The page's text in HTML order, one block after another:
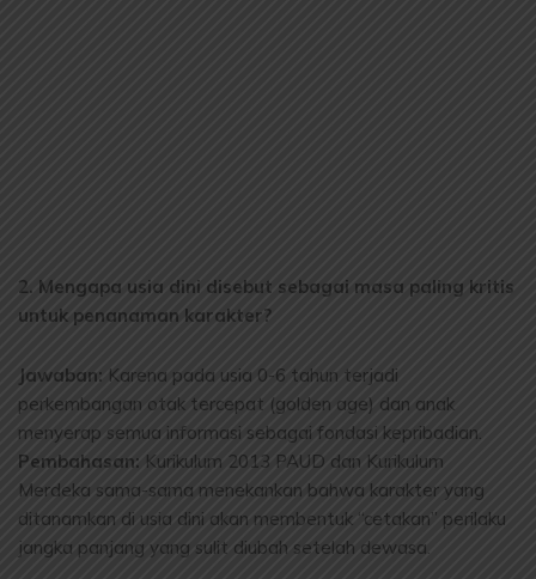
2. Mengapa usia dini disebut sebagai masa paling kritis
untuk penanaman karakter?
Jawaban: Karena pada usia 0-6 tahun terjadi
perkembangan otak tercepat (golden age) dan anak
menyerap semua informasi sebagai fondasi kepribadian.
Pembahasan: Kurikulum 2013 PAUD dan Kurikulum
Merdeka sama-sama menekankan bahwa karakter yang
ditanamkan di usia dini akan membentuk “cetakan” perilaku
jangka panjang yang sulit diubah setelah dewasa.